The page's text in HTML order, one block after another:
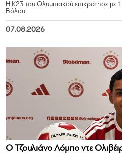
Η Κ23 του Ολυμπιακού επικράτησε με
Βόλου.
07.08.2026
Ο Τζουλιάνο Λόμπο ντε